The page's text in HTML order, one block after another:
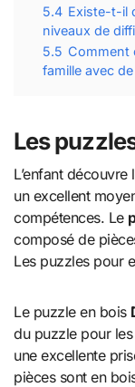
5.4 Existe-t-il
niveaux de
5.5 Comment
famille avec
Les
L’enfant
un excellent
compétences. Le
composé de
Les puzzles pour
Le puzzle en bois
du puzzle pour
une excellente
pièces sont en